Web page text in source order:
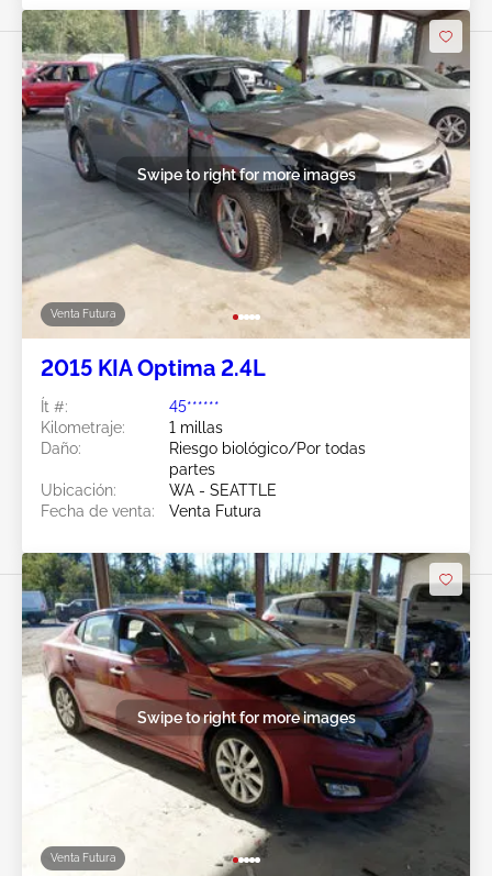
Venta Futura
Swipe to right for more images
2015 KIA Optima 2.4L
Ít #:
45******
Kilometraje:
1 millas
Daño:
Riesgo biológico/Por todas
partes
Ubicación:
WA - SEATTLE
Fecha de venta:
Venta Futura
Venta Futura
Swipe to right for more images